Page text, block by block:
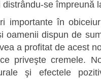
se împreună
importante în
oamenii dispun de
a profitat de acest
priveşte cremele.
şi efectele